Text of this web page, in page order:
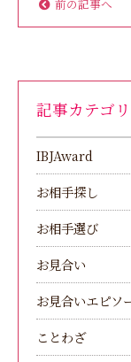
前の記事へ
記事カテゴ
IBJAward
お相手探し
お相手選び
お見合い
お見合いエピソ
ことわざ